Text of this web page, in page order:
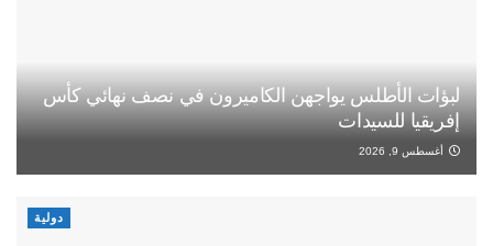
لبؤات الأطلس يواجهن الكاميرون في نصف نهائي كأس
إفريقيا للسيدات
أغسطس 9, 2026
دولية